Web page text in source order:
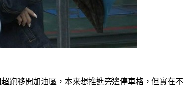
跑移開加油區，本來想推進旁邊停車格，但實在不